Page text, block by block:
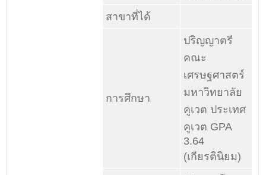
สาขาที่ได้
การศึกษา
ปริญญาตรี
คณะ
เศรษฐศาสตร์
มหาวิทยาลัย
คูเวต ประเทศ
คูเวต GPA
3.64
(เกียรตินิยม)